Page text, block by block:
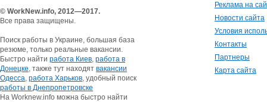
© WorkNew.info, 2012—2017.
Все права защищены.
Поиск работы в Украине, большая база
резюме, только реальные вакансии.
Быстро найти работа Киев, работа в
Донецке, также тут находят вакансии
Одесса, работа Харьков, удобный поиск
работы в Днепропетровске
На Worknew.info можна быстро найти
Реклама на
Новости сайта
Условия
Контакты
Партнеры
Карта сайта